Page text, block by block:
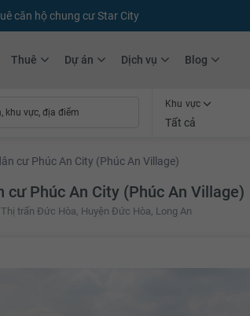
căn hộ chung cư Star City
Thuê Dự án Dịch vụ Blog
Khu vực
Tất cả
cư Phúc An City (Phúc An Village)
cư Phúc An City (Phúc An Village)
trấn Đức Hòa, Huyện Đức Hòa, Long An